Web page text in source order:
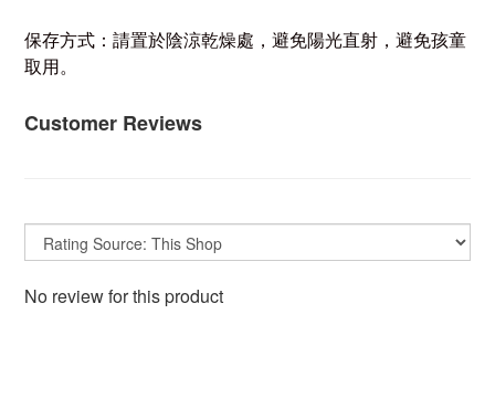
保存方式：請置於陰涼乾燥處，避免陽光直射，避免孩童
取用。
Customer Reviews
No review for this product